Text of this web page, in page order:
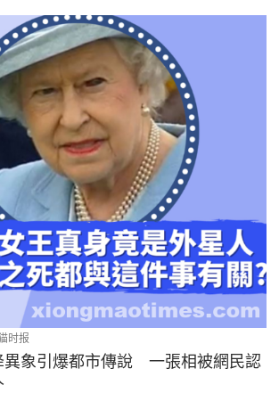
时报
異象引爆都市傳說 一張相被網民認